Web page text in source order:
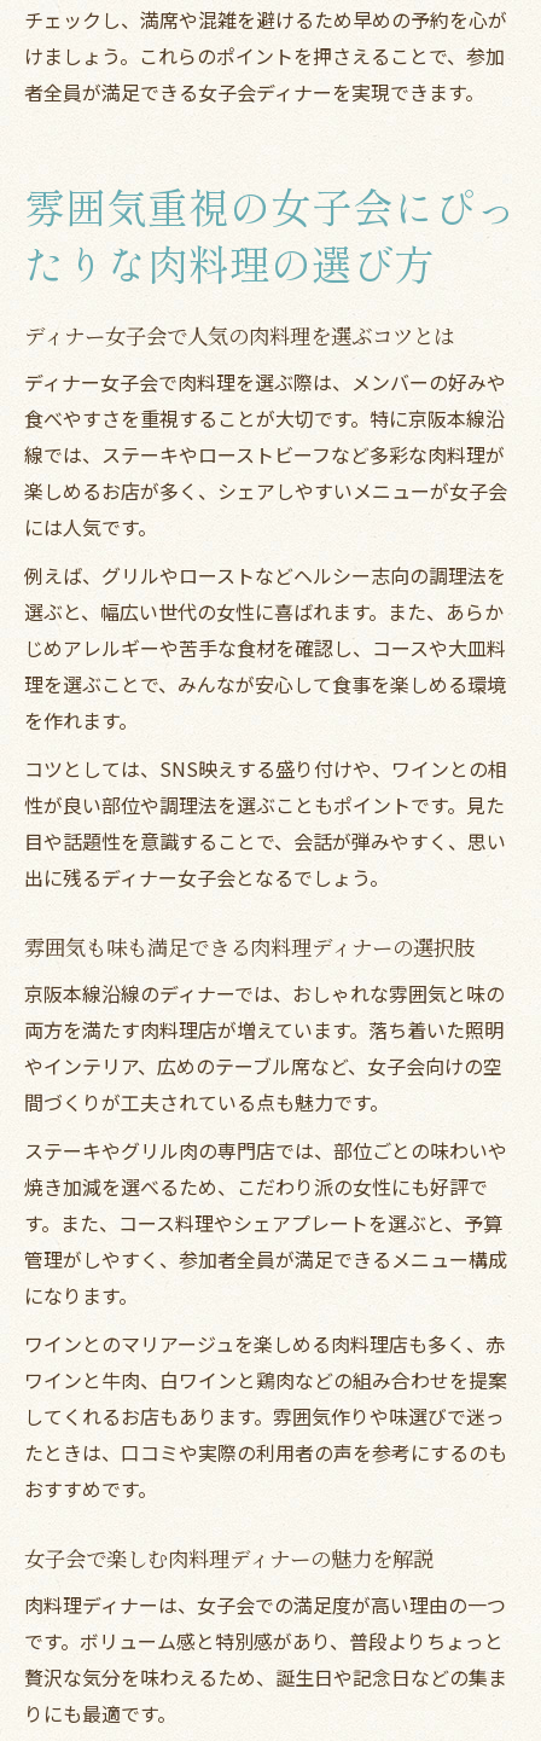
チェックし、満席や混雑を避けるため早めの予約を心が
けましょう。これらのポイントを押さえることで、参加
者全員が満足できる女子会ディナーを実現できます。
雰囲気重視の女子会にぴっ
たりな肉料理の選び方
ディナー女子会で人気の肉料理を選ぶコツとは
ディナー女子会で肉料理を選ぶ際は、メンバーの好みや
食べやすさを重視することが大切です。特に京阪本線沿
線では、ステーキやローストビーフなど多彩な肉料理が
楽しめるお店が多く、シェアしやすいメニューが女子会
には人気です。
例えば、グリルやローストなどヘルシー志向の調理法を
選ぶと、幅広い世代の女性に喜ばれます。また、あらか
じめアレルギーや苦手な食材を確認し、コースや大皿料
理を選ぶことで、みんなが安心して食事を楽しめる環境
を作れます。
コツとしては、SNS映えする盛り付けや、ワインとの相
性が良い部位や調理法を選ぶこともポイントです。見た
目や話題性を意識することで、会話が弾みやすく、思い
出に残るディナー女子会となるでしょう。
雰囲気も味も満足できる肉料理ディナーの選択肢
京阪本線沿線のディナーでは、おしゃれな雰囲気と味の
両方を満たす肉料理店が増えています。落ち着いた照明
やインテリア、広めのテーブル席など、女子会向けの空
間づくりが工夫されている点も魅力です。
ステーキやグリル肉の専門店では、部位ごとの味わいや
焼き加減を選べるため、こだわり派の女性にも好評で
す。また、コース料理やシェアプレートを選ぶと、予算
管理がしやすく、参加者全員が満足できるメニュー構成
になります。
ワインとのマリアージュを楽しめる肉料理店も多く、赤
ワインと牛肉、白ワインと鶏肉などの組み合わせを提案
してくれるお店もあります。雰囲気作りや味選びで迷っ
たときは、口コミや実際の利用者の声を参考にするのも
おすすめです。
女子会で楽しむ肉料理ディナーの魅力を解説
肉料理ディナーは、女子会での満足度が高い理由の一つ
です。ボリューム感と特別感があり、普段よりちょっと
贅沢な気分を味わえるため、誕生日や記念日などの集ま
りにも最適です。